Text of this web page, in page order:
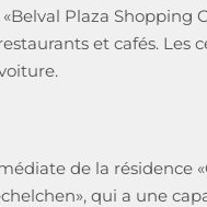
Plaza Shopping
et cafés. Les
de la résidence
qui a une